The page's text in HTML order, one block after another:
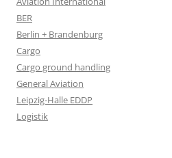
BER
Berlin + Brandenburg
Cargo
Cargo ground handling
General Aviation
Leipzig-Halle EDDP
Logistik